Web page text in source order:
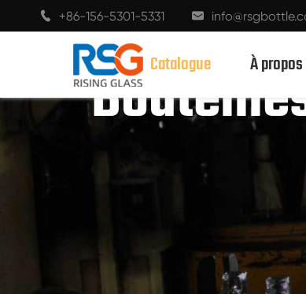
 +86-156-5301-5331 
Catalogue
BOUTEILLES EN VERRE SPIRITUEUX
BOUTEILLES EN VERRE DE CHAMPAGNE
BOUTEILLES DE BIÈRE
À propos